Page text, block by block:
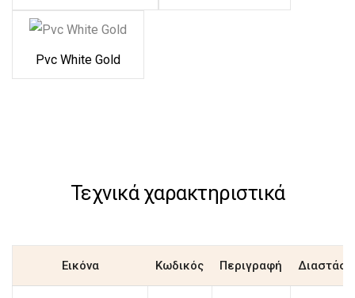
Pvc White Gold
Τεχνικά χαρακτηριστικά
Εικόνα Κωδικός Περιγραφή